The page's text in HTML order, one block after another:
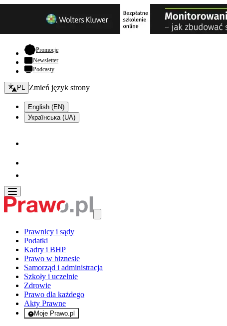
Promocje- otwiera się w nowej karcie
Newsletter
Podcasty
Zmień język - bieżący:
PL Zmień język strony
English (EN)
Українська (UA)
Prawnicy i sądy
Podatki
Kadry i BHP
Prawo w biznesie
Samorząd i administracja
Szkoły i uczelnie
Zdrowie
Prawo dla każdego
Akty Prawne
Moje Prawo.pl
- rejestracja i logowanie do serwisu